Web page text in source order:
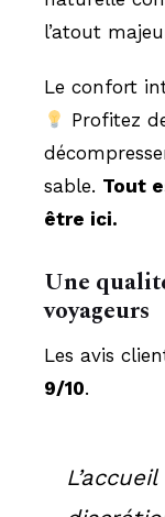
l’atout
Le confort
Profitez
sable. Tout
être ici.
Une
voyageurs
Les avis
9/10.